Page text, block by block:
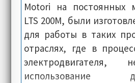
Motori на постоянных
LTS 200M, были
для работы в таких
отраслях, где в
электродвигателя,
использование